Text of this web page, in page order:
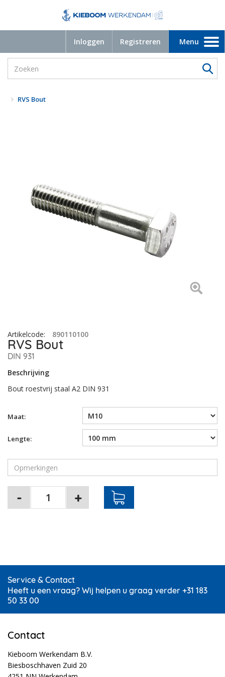
Inloggen Registreren
Toggle
navigation
Menu
RVS Bout
Artikelcode: 890110100
RVS Bout
DIN 931
Beschrijving
Bout roestvrij staal A2 DIN 931
Maat:
Lengte:
Service & Contact
Heeft u een vraag? Wij helpen u graag verder +31 183
50 33 00
Contact
Kieboom Werkendam B.V.
Biesboschhaven Zuid 20